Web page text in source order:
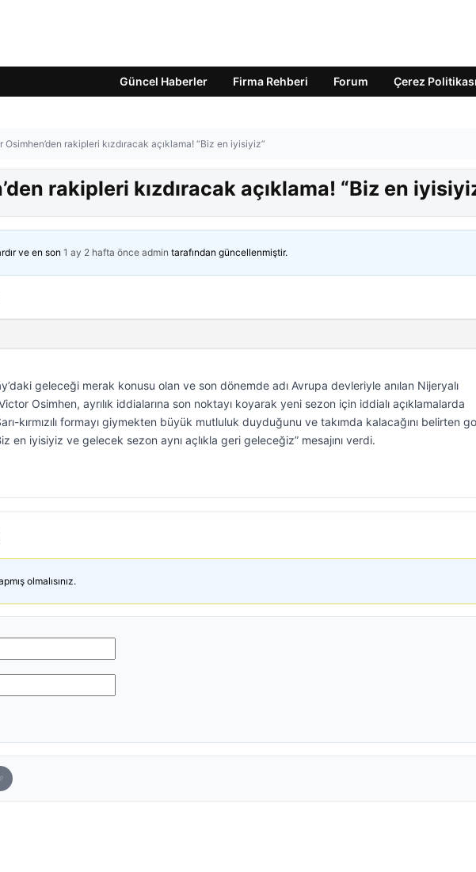
Güncel Haberler Firma Rehberi Forum Çerez Politikası
Osimhen’den rakipleri kızdıracak açıklama! “Biz en iyisiyiz”
rakipleri kızdıracak açıklama! “Biz en
ve en son 1 ay 2 hafta önce admin tarafından güncellenmiştir.
geleceği merak konusu olan ve son dönemde adı Avrupa devleriyle anılan Nijeryalı
Osimhen, ayrılık iddialarına son noktayı koyarak yeni sezon için iddialı açıklamalarda
kırmızılı formayı giymekten büyük mutluluk duyduğunu ve takımda kalacağını belirten
en iyisiyiz ve gelecek sezon aynı açlıkla geri geleceğiz” mesajını verdi.
olmalısınız.